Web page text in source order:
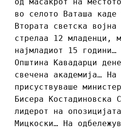
во селото Ваташа
Втората светска војна
стрелаа 12 младенци,
најмладиот 15
Општина Кавадарци
свечена академија… На
присуствуваше
Бисера Костадиновска
лидерот на
Мицкоски… На